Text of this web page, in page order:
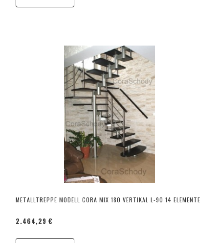
METALLTREPPE MODELL CORA MIX 180 VERTIKAL L-90 14 ELEMENTE
2.464,29 €